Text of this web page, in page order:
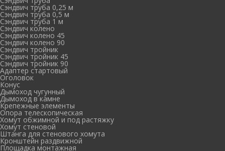
Сэндвич труба 0,25 м
Сэндвич труба 0,5 м
Сэндвич труба 1 м
Сэндвич колено
Сэндвич колено 45
Сэндвич колено 90
Сэндвич тройник
Сэндвич тройник 45
Сэндвич тройник 90
Адаптер стартовый
Оголовок
Конус
Дымоход чугунный
Дымоход в камне
Крепежные элементы
Опора телескопическая
Хомут обжимной и под растяжку
Хомут стеновой
Штанга для стенового хомута
Кронштейн раздвижной
Площадка монтажная